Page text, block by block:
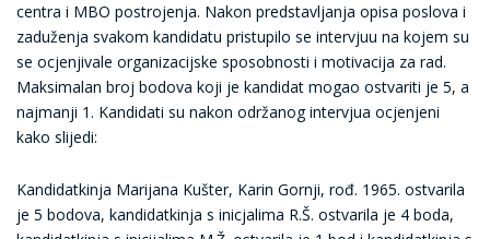
centra i MBO postrojenja. Nakon predstavljanja opisa poslova i
zaduženja svakom kandidatu pristupilo se intervjuu na kojem su
se ocjenjivale organizacijske sposobnosti i motivacija za rad.
Maksimalan broj bodova koji je kandidat mogao ostvariti je 5, a
najmanji 1. Kandidati su nakon održanog intervjua ocjenjeni
kako slijedi:
Kandidatkinja Marijana Kušter, Karin Gornji, rođ. 1965. ostvarila
je 5 bodova, kandidatkinja s inicjalima R.Š. ostvarila je 4 boda,